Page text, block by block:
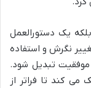
یک دستورالعمل
نگرش و استفاده
تبدیل شود.
کند تا فراتر از